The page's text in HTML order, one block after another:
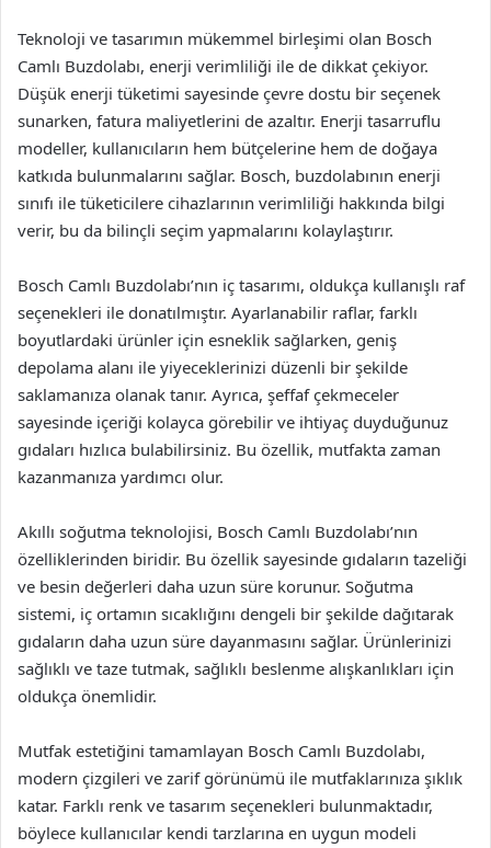
Teknoloji ve tasarımın mükemmel birleşimi olan Bosch
Camlı Buzdolabı, enerji verimliliği ile de dikkat çekiyor.
Düşük enerji tüketimi sayesinde çevre dostu bir seçenek
sunarken, fatura maliyetlerini de azaltır. Enerji tasarruflu
modeller, kullanıcıların hem bütçelerine hem de doğaya
katkıda bulunmalarını sağlar. Bosch, buzdolabının enerji
sınıfı ile tüketicilere cihazlarının verimliliği hakkında bilgi
verir, bu da bilinçli seçim yapmalarını kolaylaştırır.
Bosch Camlı Buzdolabı’nın iç tasarımı, oldukça kullanışlı raf
seçenekleri ile donatılmıştır. Ayarlanabilir raflar, farklı
boyutlardaki ürünler için esneklik sağlarken, geniş
depolama alanı ile yiyeceklerinizi düzenli bir şekilde
saklamanıza olanak tanır. Ayrıca, şeffaf çekmeceler
sayesinde içeriği kolayca görebilir ve ihtiyaç duyduğunuz
gıdaları hızlıca bulabilirsiniz. Bu özellik, mutfakta zaman
kazanmanıza yardımcı olur.
Akıllı soğutma teknolojisi, Bosch Camlı Buzdolabı’nın
özelliklerinden biridir. Bu özellik sayesinde gıdaların tazeliği
ve besin değerleri daha uzun süre korunur. Soğutma
sistemi, iç ortamın sıcaklığını dengeli bir şekilde dağıtarak
gıdaların daha uzun süre dayanmasını sağlar. Ürünlerinizi
sağlıklı ve taze tutmak, sağlıklı beslenme alışkanlıkları için
oldukça önemlidir.
Mutfak estetiğini tamamlayan Bosch Camlı Buzdolabı,
modern çizgileri ve zarif görünümü ile mutfaklarınıza şıklık
katar. Farklı renk ve tasarım seçenekleri bulunmaktadır,
böylece kullanıcılar kendi tarzlarına en uygun modeli